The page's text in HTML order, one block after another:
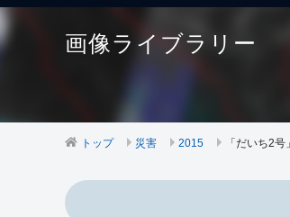
画像ライブラリー
トップ 災害 2015 「だいち2